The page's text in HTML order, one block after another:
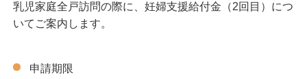
乳児家庭全戸訪問の際に、妊婦支援給付金（2回目）につ
いてご案内します。
申請期限